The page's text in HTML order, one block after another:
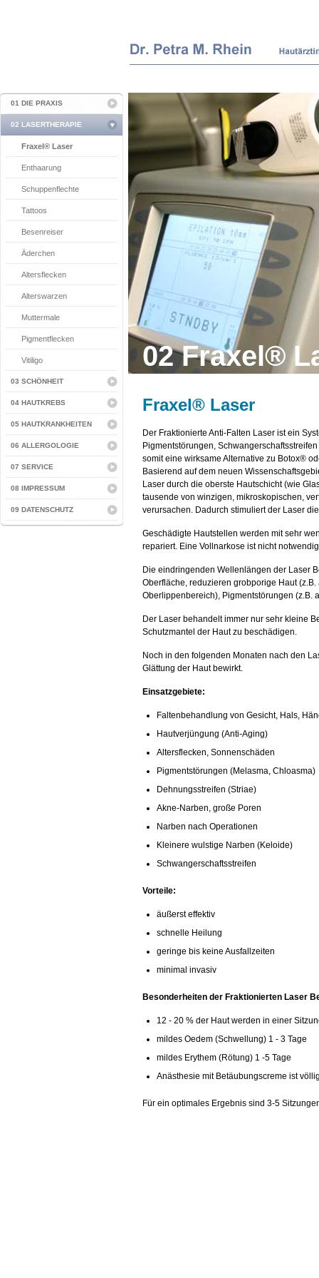
Fraxel® Laser
Der Fraktionierte Anti-Falten Laser ist ein
Pigmentstörungen,
somit eine wirksame Alternative zu Botox®
Basierend auf dem neuen
Laser durch die oberste Hautschicht (wie
tausende von winzigen, mikroskopischen,
verursachen. Dadurch stimuliert der Laser
Geschädigte Hautstellen werden mit sehr
repariert. Eine Vollnarkose ist nicht
Die eindringenden Wellenlängen der Laser
Oberfläche, reduzieren grobporige Haut
Oberlippenbereich), Pigmentstörungen (z.B.
Der Laser behandelt immer nur sehr kleine
Schutzmantel der Haut zu beschädigen.
Noch in den folgenden Monaten nach den
Glättung der Haut bewirkt.
Einsatzgebiete:
Faltenbehandlung von Gesicht, Hals,
Hautverjüngung (Anti-Aging)
Altersflecken, Sonnenschäden
Pigmentstörungen (Melasma, Chloasma)
Dehnungsstreifen (Striae)
Akne-Narben, große Poren
Narben nach Operationen
Kleinere wulstige Narben (Keloide)
Schwangerschaftsstreifen
Vorteile:
äußerst effektiv
schnelle Heilung
geringe bis keine Ausfallzeiten
minimal invasiv
Besonderheiten der Fraktionierten Laser
12 - 20 % der Haut werden in einer
mildes Oedem (Schwellung) 1 - 3 Tage
mildes Erythem (Rötung) 1 -5 Tage
Anästhesie mit Betäubungscreme ist
Für ein optimales Ergebnis sind 3-5
02 Fraxel®
01 DIE PRAXIS
02 LASERTHERAPIE
Fraxel® Laser
Enthaarung
Schuppenflechte
Tattoos
Besenreiser
Äderchen
Altersflecken
Alterswarzen
Muttermale
Pigmentflecken
Vitiligo
03 SCHÖNHEIT
04 HAUTKREBS
05 HAUTKRANKHEITEN
06 ALLERGOLOGIE
07 SERVICE
08 IMPRESSUM
09 DATENSCHUTZ